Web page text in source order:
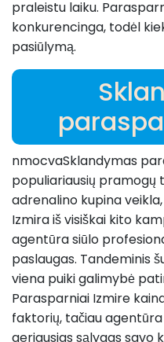
praleistu laiku.
konkurencinga, todėl
pasiūlymą.
nmocvaSklandymas
populiariausių pramogų
adrenalino kupina
Izmira iš visiškai kito
agentūra siūlo
paslaugas. Tandeminis
viena puiki galimybė
Parasparniai Izmire
faktorių, tačiau
geriausias sąlygas savo